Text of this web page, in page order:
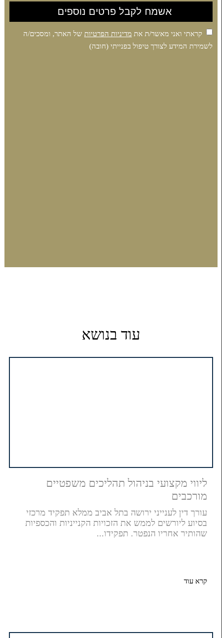
קראתי ואני מאשר/ת את מדיניות הפרטיות של האתר, ומסכים/ה
לשמירת המידע לצורך טיפול בפנייתי (חובה)
עוד בנושא
ליווי מקצועי בניהול תהליכים משפטיים
מורכבים
עורך דין לענייני ירושה בתל אביב ממלא תפקיד מרכזי
בסיוע ליורשים לממש את הזכויות הקנייניות והכספיות
שהותיר אחריו הנפטר. תפקידו...
קרא עוד